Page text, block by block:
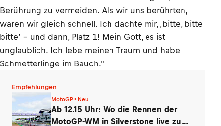
Berührung zu vermeiden. Als wir uns berührten,
waren wir gleich schnell. Ich dachte mir, ‚bitte, bitte
bitte’ – und dann, Platz 1! Mein Gott, es ist
unglaublich. Ich lebe meinen Traum und habe
Schmetterlinge im Bauch."
Empfehlungen
MotoGP • Neu
Ab 12.15 Uhr: Wo die Rennen der
MotoGP-WM in Silverstone live zu